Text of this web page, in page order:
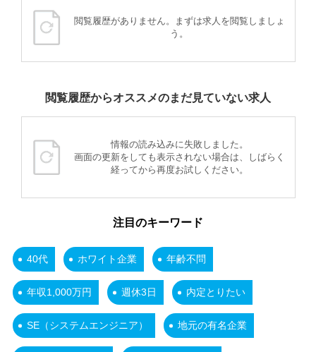
閲覧履歴がありません。まずは求人を閲覧しましょ
う。
閲覧履歴からオススメのまだ見ていない求人
情報の読み込みに失敗しました。
画面の更新をしても表示されない場合は、しばらく
経ってから再度お試しください。
注目のキーワード
40代 ホワイト企業 年齢不問
年収1,000万円 週休3日 内定とりたい
SE（システムエンジニア） 地元の有名企業